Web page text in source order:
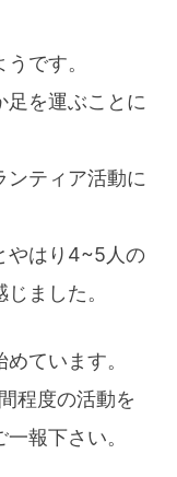
です。
足を運ぶことに
ンティア活動に
やはり4~5人の
ました。
ています。
程度の活動を
報下さい。